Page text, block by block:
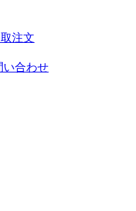
注文
い合わせ